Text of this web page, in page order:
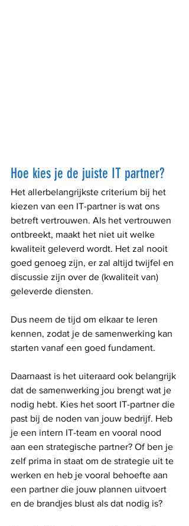
Hoe kies je de juiste IT partner?
Het allerbelangrijkste criterium bij het
kiezen van een IT-partner is wat ons
betreft vertrouwen. Als het vertrouwen
ontbreekt, maakt het niet uit welke
kwaliteit geleverd wordt. Het zal nooit
goed genoeg zijn, er zal altijd twijfel en
discussie zijn over de (kwaliteit van)
geleverde diensten.
Dus neem de tijd om elkaar te leren
kennen, zodat je de samenwerking kan
starten vanaf een goed fundament.
Daarnaast is het uiteraard ook belangrijk
dat de samenwerking jou brengt wat je
nodig hebt. Kies het soort IT-partner die
past bij de noden van jouw bedrijf. Heb
je een intern IT-team en vooral nood
aan een strategische partner? Of ben je
zelf prima in staat om de strategie uit te
werken en heb je vooral behoefte aan
een partner die jouw plannen uitvoert
en de brandjes blust als dat nodig is?